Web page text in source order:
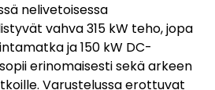
nelivetoisessa
vahva 315 kW teho, jopa
ja 150 kW DC-
erinomaisesti sekä arkeen
Varustelussa erottuvat